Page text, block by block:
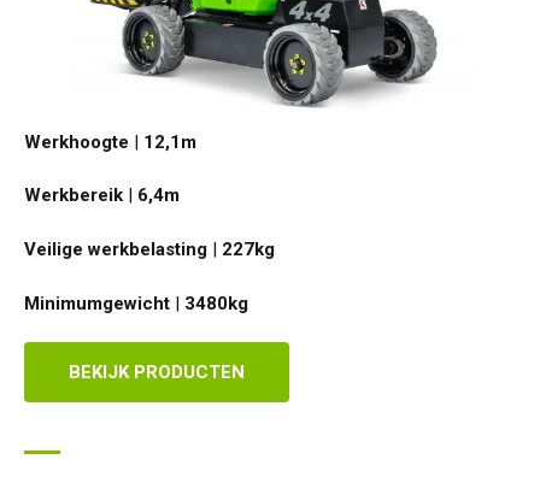
Werkhoogte | 12,1m
Werkbereik | 6,4m
Veilige werkbelasting | 227kg
Minimumgewicht | 3480kg
BEKIJK PRODUCTEN